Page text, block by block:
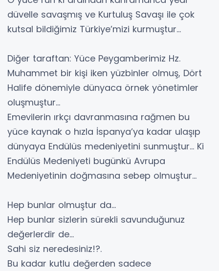
düvelle savaşmış ve Kurtuluş Savaşı ile çok
kutsal bildiğimiz Türkiye’mizi kurmuştur…
Diğer taraftan: Yüce Peygamberimiz Hz.
Muhammet bir kişi iken yüzbinler olmuş, Dört
Halife dönemiyle dünyaca örnek yönetimler
oluşmuştur…
Emevilerin ırkçı davranmasına rağmen bu
yüce kaynak o hızla İspanya’ya kadar ulaşıp
dünyaya Endülüs medeniyetini sunmuştur… Ki
Endülüs Medeniyeti bugünkü Avrupa
Medeniyetinin doğmasına sebep olmuştur…
Hep bunlar olmuştur da…
Hep bunlar sizlerin sürekli savunduğunuz
değerlerdir de…
Sahi siz neredesiniz!?.
Bu kadar kutlu değerden sadece